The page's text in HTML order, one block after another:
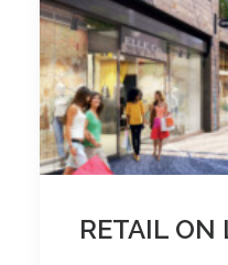
RETAIL ON